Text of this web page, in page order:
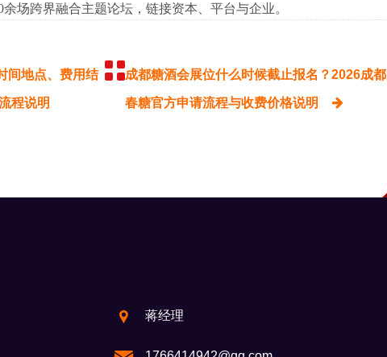
场跨界融合主题论坛，链接资本、平台与企业。
间地点、费用结
程说明
成都糖酒会展位什么时候截止报名？2026成都
春糖官方申请流程与收费价格说明
蒋经理